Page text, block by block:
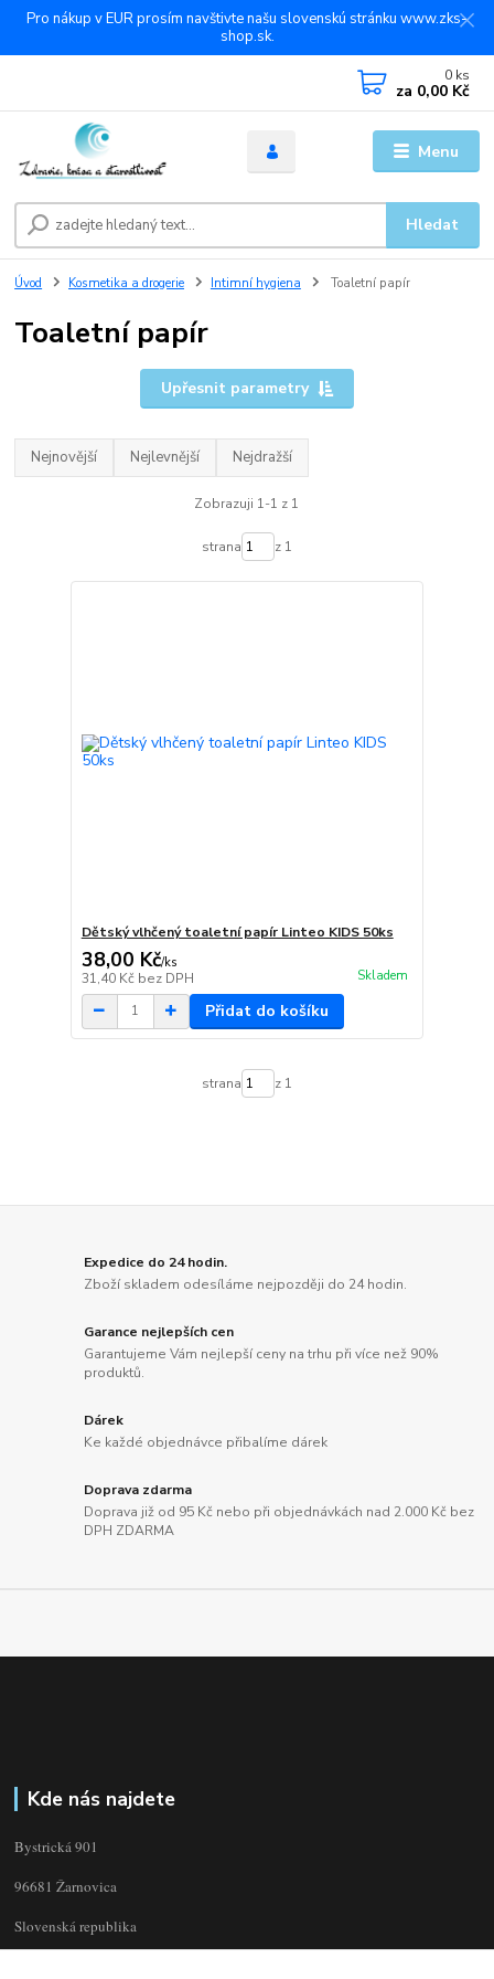
Pro nákup v EUR prosím navštivte našu slovenskú stránku www.zks-
shop.sk.
Menu
Hledat
0 ks
za 0,00 Kč
Úvod Kosmetika a drogerie Intimní hygiena Toaletní papír
Toaletní papír
Upřesnit parametry
Nejnovější Nejlevnější Nejdražší
Zobrazuji 1-1 z 1
strana z 1
Dětský vlhčený toaletní papír Linteo KIDS 50ks
38,00 Kč/ks
31,40 Kč bez DPH Skladem
Přidat do košíku
strana z 1
Expedice do 24 hodin.
Zboží skladem odesíláme nejpozději do 24 hodin.
Garance nejlepších cen
Garantujeme Vám nejlepší ceny na trhu při více než 90%
produktů.
Dárek
Ke každé objednávce přibalíme dárek
Doprava zdarma
Doprava již od 95 Kč nebo při objednávkách nad 2.000 Kč bez
DPH ZDARMA
Kde nás najdete
Bystrická 901
96681 Žarnovica
Slovenská republika